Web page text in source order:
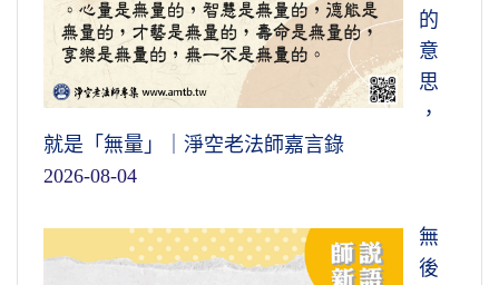
的
意
思
，
就是「無量」｜淨空老法師嘉言錄
2026-08-04
無
後